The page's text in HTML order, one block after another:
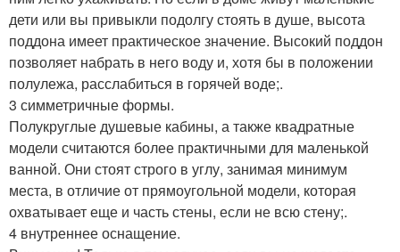
дети или вы привыкли подолгу стоять в душе, высота
поддона имеет практическое значение. Высокий поддон
позволяет набрать в него воду и, хотя бы в положении
полулежа, расслабиться в горячей воде;.
3 симметричные формы.
Полукруглые душевые кабины, а также квадратные
модели считаются более практичными для маленькой
ванной. Они стоят строго в углу, занимая минимум
места, в отличие от прямоугольной модели, которая
охватывает еще и часть стены, если не всю стену;.
4 внутреннее оснащение.